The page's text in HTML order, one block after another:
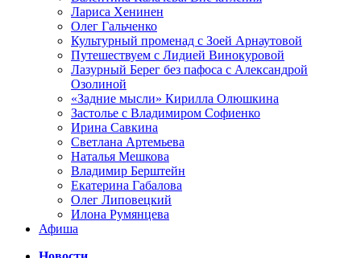
Лариса Хенинен
Олег Гальченко
Культурный променад с Зоей Арнаутовой
Путешествуем с Лидией Винокуровой
Лазурный Берег без пафоса с Александрой
Озолиной
«Задние мысли» Кирилла Олюшкина
Застолье с Владимиром Софиенко
Ирина Савкина
Светлана Артемьева
Наталья Мешкова
Владимир Берштейн
Екатерина Габалова
Олег Липовецкий
Илона Румянцева
Афиша